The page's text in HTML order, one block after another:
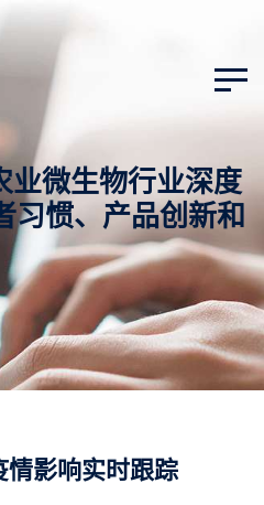
业微生物行业深度
习惯、产品创新和
影响实时跟踪